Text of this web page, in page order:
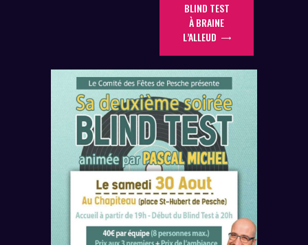
BLIND TEST
À BRAINE
L’ALLEUD